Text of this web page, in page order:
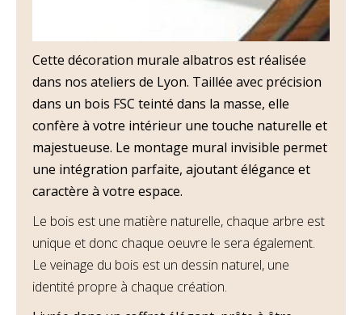
Cette décoration murale albatros est réalisée
dans nos ateliers de Lyon. Taillée avec précision
dans un bois FSC teinté dans la masse, elle
confère à votre intérieur une touche naturelle et
majestueuse. Le montage mural invisible permet
une intégration parfaite, ajoutant élégance et
caractère à votre espace.
Le bois est une matière naturelle, chaque arbre est
unique et donc chaque oeuvre le sera également.
Le veinage du bois est un dessin naturel, une
identité propre à chaque création.